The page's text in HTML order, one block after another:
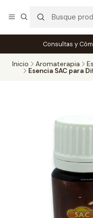
Consultas y
Inicio Aromaterapia
Esencia SAC para